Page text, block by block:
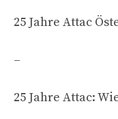
25 Jahre Attac
–
25 Jahre Attac: